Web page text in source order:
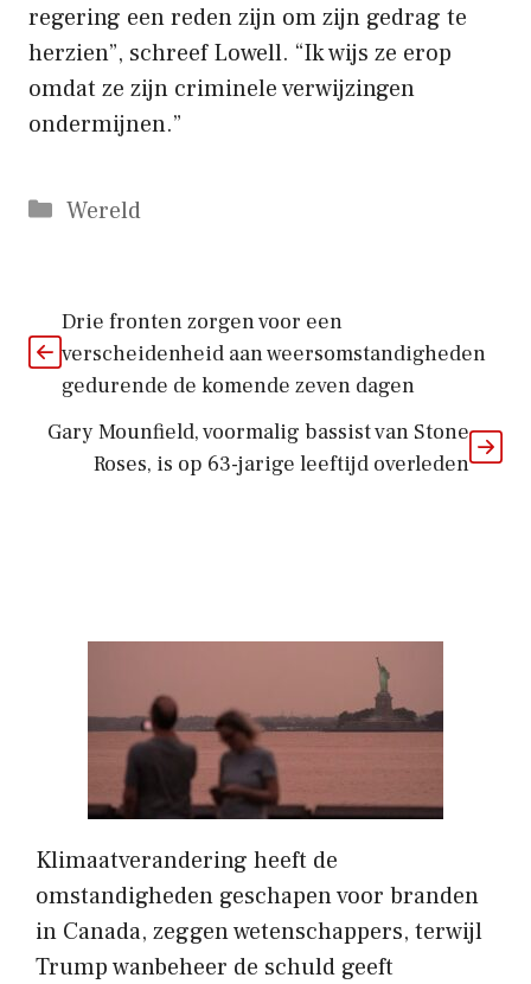
regering een reden zijn om zijn gedrag te
herzien”, schreef Lowell. “Ik wijs ze erop
omdat ze zijn criminele verwijzingen
ondermijnen.”
Categorieën
Wereld
Drie fronten zorgen voor een
verscheidenheid aan weersomstandigheden
gedurende de komende zeven dagen
Gary Mounfield, voormalig bassist van Stone
Roses, is op 63-jarige leeftijd overleden
Klimaatverandering heeft de
omstandigheden geschapen voor branden
in Canada, zeggen wetenschappers, terwijl
Trump wanbeheer de schuld geeft